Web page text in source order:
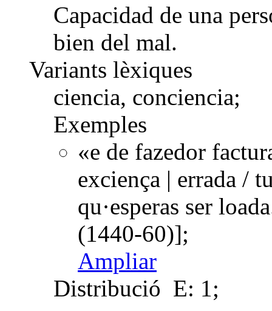
Capacidad de una
bien del mal.
Variants lèxiques
ciencia, conciencia;
Exemples
«e de fazedor
exciença | errada /
qu·esperas ser
(1440-60)];
Ampliar
Distribució E: 1;